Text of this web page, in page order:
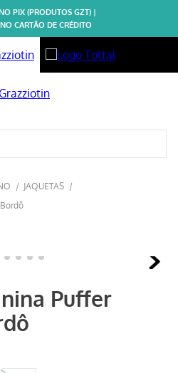
PIX (PRODUTOS GZT) |
CARTÃO DE CRÉDITO
JAQUETAS
Puffer